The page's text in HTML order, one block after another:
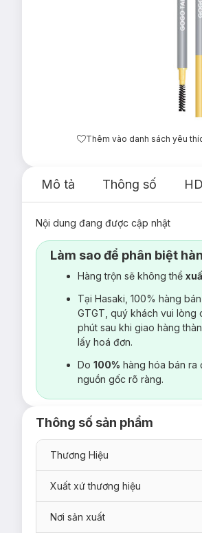
Thêm vào danh sách yêu
Mô tả Thông số
Nội dung đang được cập nhật
Làm sao để phân biệt
Hàng trộn sẽ không thể
Tại Hasaki, 100% hàng
GTGT, quý khách vui lòng
phút sau khi giao hàng
lấy hoá đơn.
Do 100% hàng hóa bán ra
nguồn gốc rõ ràng.
Thông số sản phẩm
Thương Hiệu
Xuất xứ thương hiệu
Nơi sản xuất